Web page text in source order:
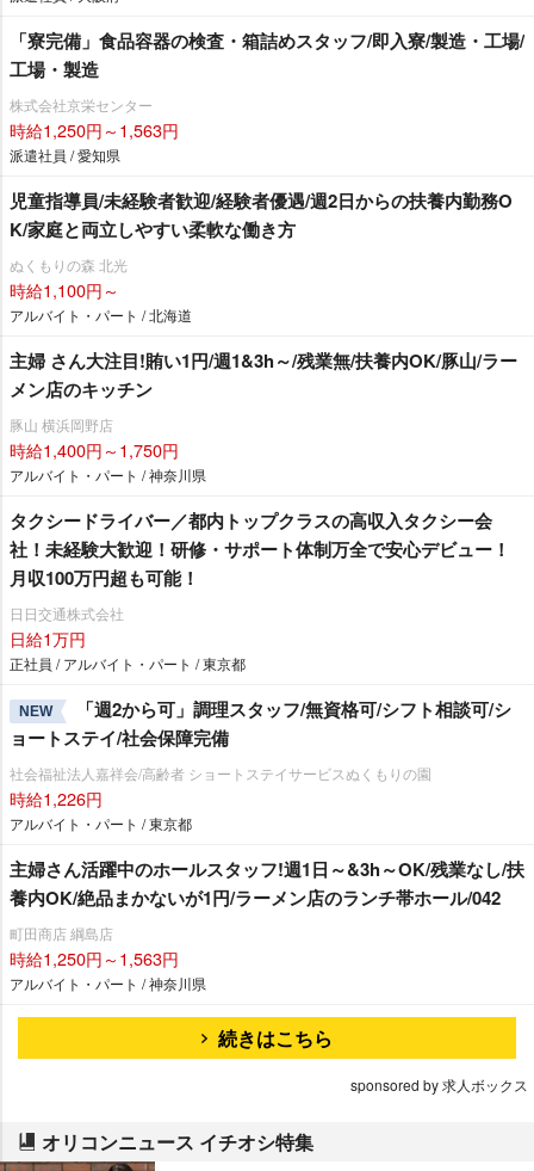
「寮完備」食品容器の検査・箱詰めスタッフ/即入寮/製造・工場/
工場・製造
株式会社京栄センター
時給1,250円～1,563円
派遣社員 / 愛知県
児童指導員/未経験者歓迎/経験者優遇/週2日からの扶養内勤務O
K/家庭と両立しやすい柔軟な働き方
ぬくもりの森 北光
時給1,100円～
アルバイト・パート / 北海道
主婦 さん大注目!賄い1円/週1&3h～/残業無/扶養内OK/豚山/ラー
メン店のキッチン
豚山 横浜岡野店
時給1,400円～1,750円
アルバイト・パート / 神奈川県
タクシードライバー／都内トップクラスの高収入タクシー会
社！未経験大歓迎！研修・サポート体制万全で安心デビュー！
月収100万円超も可能！
日日交通株式会社
日給1万円
正社員 / アルバイト・パート / 東京都
NEW
「週2から可」調理スタッフ/無資格可/シフト相談可/シ
ョートステイ/社会保障完備
社会福祉法人嘉祥会/高齢者 ショートステイサービスぬくもりの園
時給1,226円
アルバイト・パート / 東京都
主婦さん活躍中のホールスタッフ!週1日～&3h～OK/残業なし/扶
養内OK/絶品まかないが1円/ラーメン店のランチ帯ホール/042
町田商店 綱島店
時給1,250円～1,563円
アルバイト・パート / 神奈川県
続きはこちら
sponsored by 求人ボックス
オリコンニュース イチオシ特集